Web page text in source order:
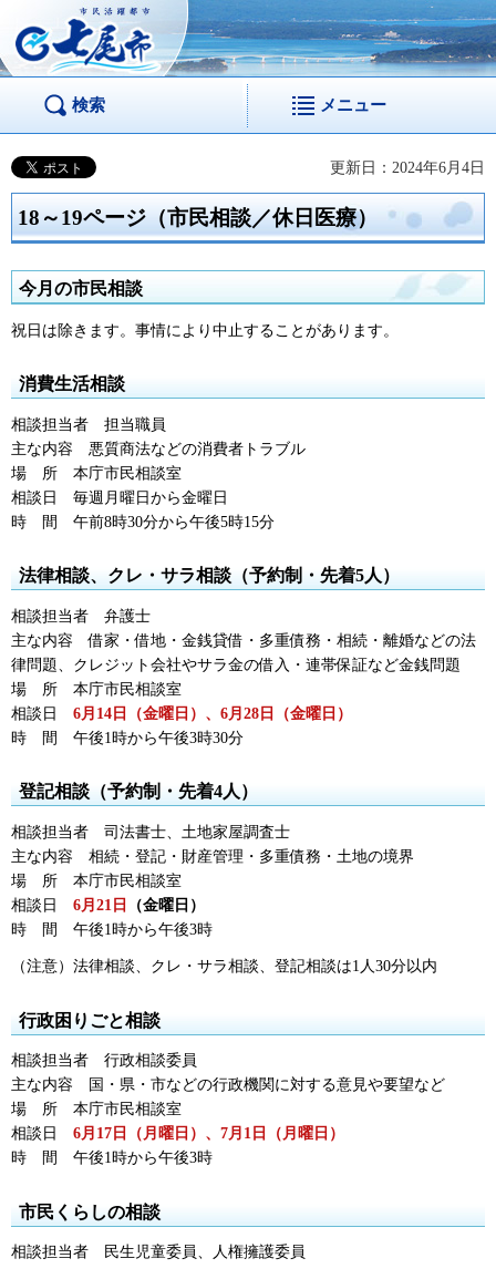
市民活躍都市 七尾
市
検索 メニュー
更新日：2024年6月4日
18～19ページ（市民相談／休日医療）
今月の市民相談
祝日は除きます。事情により中止することがあります。
消費生活相談
相談担当者 担 当職員
主な内容
悪質商法などの消費者トラブル
場
所 本庁市民相談室
相談日
毎週月曜日から金曜日
時
間 午前8時30分から午後5時15分
法律相談、クレ・サラ相談（予約制・先着5人）
相談担当者 弁護士
主な内容
借家・借地・金銭貸借・多重債務・相続・離婚などの法
律問題、クレジット会社やサラ金の借入・連帯保証など金銭問題
場
所 本庁市民相談室
相談日
6月 14日（金曜日）、6月28日（金曜日）
時
間 午後1時から午後3時30分
登記相談（予約制・先着4人）
相談担当者 司 法書士、土地家屋調査士
主な内容
相続・登記・財産管理・多重債務・土地の境界
場
所 本庁市民相談室
相談日
6月21日
（金曜日）
時
間 午後1時から午後3時
（注意）法律相談、クレ・サラ相談、登記相談は1人30分以内
行政困りごと相談
相談担当者 行政相談委員
主な内容
国 ・県・市などの行政機関に対する意見や要望など
場
所 本庁市民相談室
相談日
6月17日（月曜日） 、7月1日（月曜日）
時
間 午後1時から午後3時
市民くらしの相談
相談担当者 民生児童委員、人権擁護委員